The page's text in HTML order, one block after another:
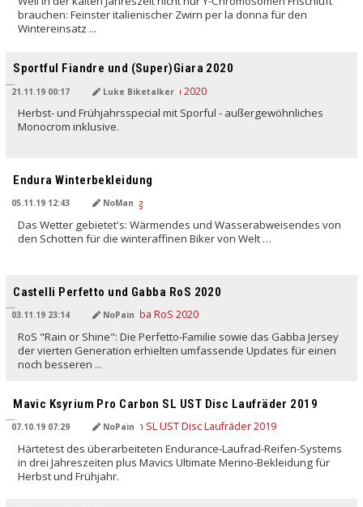
brauchen: Feinster italienischer Zwirn per la donna für den
Wintereinsatz ...
Sportful Fiandre und (Super)Giara 2020
21.11.19 00:17 Luke Biketalker
Herbst- und Frühjahrsspecial mit Sporful - außergewöhnliches
Monocrom inklusive.
Endura Winterbekleidung
05.11.19 12:43 NoMan
Das Wetter gebietet's: Wärmendes und Wasserabweisendes von
den Schotten für die winteraffinen Biker von Welt …
Castelli Perfetto und Gabba RoS 2020
03.11.19 23:14 NoPain
RoS "Rain or Shine": Die Perfetto-Familie sowie das Gabba Jersey
der vierten Generation erhielten umfassende Updates für einen
noch besseren ...
Mavic Ksyrium Pro Carbon SL UST Disc Laufräder 2019
07.10.19 07:29 NoPain
Härtetest des überarbeiteten Endurance-Laufrad-Reifen-Systems
in drei Jahreszeiten plus Mavics Ultimate Merino-Bekleidung für
Herbst und Frühjahr.